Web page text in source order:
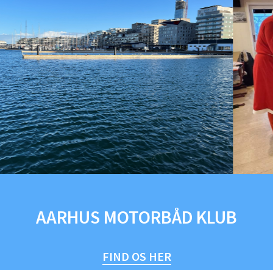
AARHUS MOTORBÅD KLUB
FIND OS HER